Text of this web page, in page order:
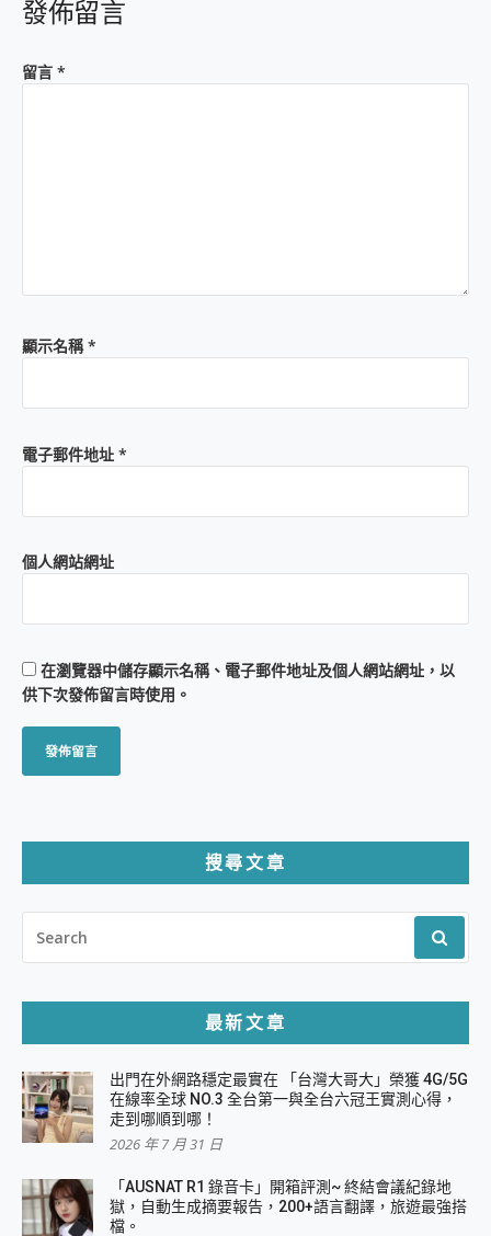
發佈留言
留言 *
顯示名稱*
電子郵件地址 *
個人網站網址
在瀏覽器中儲存顯示名稱、電子郵件地址及個人網站網址，以
供下次發佈留言時使用。
搜尋文章
FOR:
最新文章
出門在外網路穩定最實在 「台灣大哥大」榮獲 4G/5G
在線率全球 NO.3 全台第一與全台六冠王實測心得，
走到哪順到哪！
2026 年 7 月 31 日
「AUSNAT R1 錄音卡」開箱評測~ 終結會議紀錄地
獄，自動生成摘要報告，200+語言翻譯，旅遊最強搭
檔。